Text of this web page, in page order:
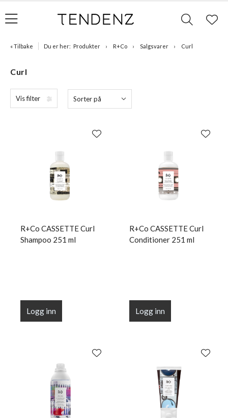
« Tilbake Du er her: Produkter R+Co Salgsvarer Curl
Curl
Vis filter Sorter på
R+Co CASSETTE Curl
Shampoo 251 ml
Logg inn
R+Co CASSETTE Curl
Conditioner 251 ml
Logg inn